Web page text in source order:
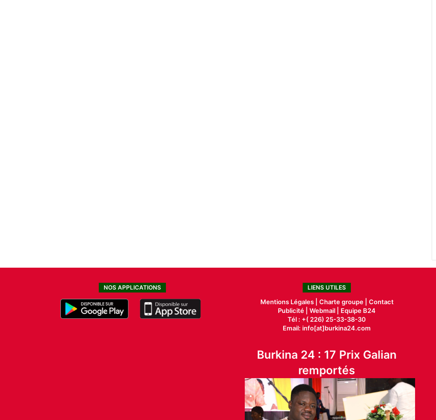
NOS APPLICATIONS LIENS UTILES
Mentions Légales | Charte groupe | Contact
Publicité |Webmail |
Equipe B24
Tél : +( 226) 25-33-38-30
Email: info[at]burkina24.com
Burkina 24 : 17 Prix Galian
remportés